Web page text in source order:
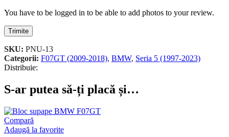
You have to be logged in to be able to add photos to your review.
SKU: PNU-13
Categorii: F07GT (2009-2018), BMW, Seria 5 (1997-2023)
Distribuie:
S-ar putea să-ți placă și…
Compară
Adaugă la favorite